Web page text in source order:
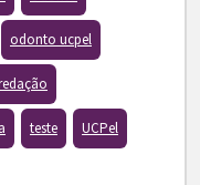
odonto ucpel
teste UCPel